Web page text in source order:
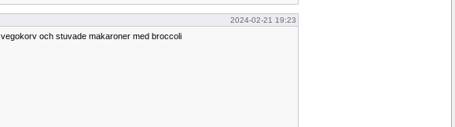
2024-02-21 19:23
vegokorv och stuvade makaroner med broccoli